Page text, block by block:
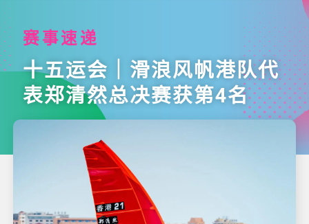
赛事速递
十五运会｜滑浪风帆港队代
表郑清然总决赛获第4名